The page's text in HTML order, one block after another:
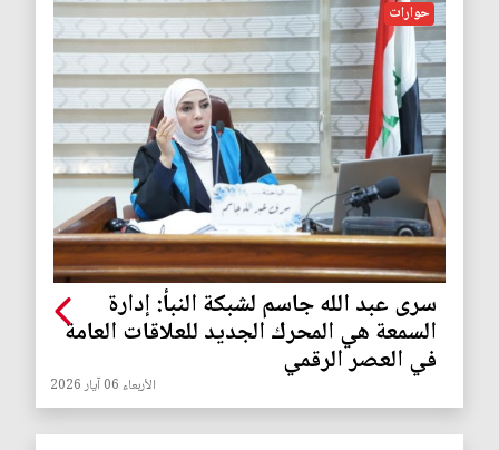
حوارات
سرى عبد الله جاسم لشبكة النبأ: إدارة
السمعة هي المحرك الجديد للعلاقات العامة
في العصر الرقمي
الأربعاء 06 آيار 2026